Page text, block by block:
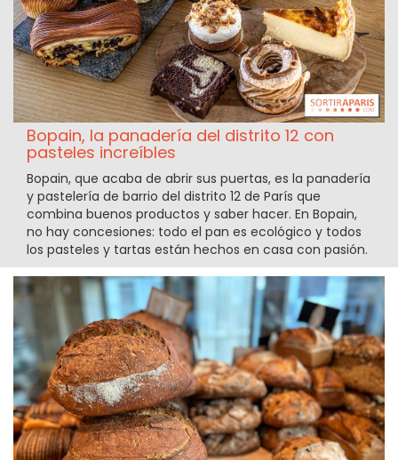
Bopain, la panadería del distrito 12 con
pasteles increíbles
Bopain, que acaba de abrir sus puertas, es la panadería
y pastelería de barrio del distrito 12 de París que
combina buenos productos y saber hacer. En Bopain,
no hay concesiones: todo el pan es ecológico y todos
los pasteles y tartas están hechos en casa con pasión.